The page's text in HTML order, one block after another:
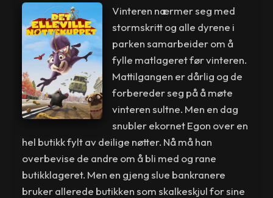
Vinteren nærmer seg med
stormskritt og alle dyrene i
parken samarbeider om å
fylle matlageret før vinteren.
Mattilgangen er dårlig og de
forbereder seg på å møte
vinteren sultne. Men en dag
snubler ekornet Egon over en
hel butikk fylt av deilige nøtter. Nå må han
overbevise de andre om å bli med og rane
butikklageret. Men en gjeng slue bankranere
bruker allerede butikken som skalkeskjul for sine